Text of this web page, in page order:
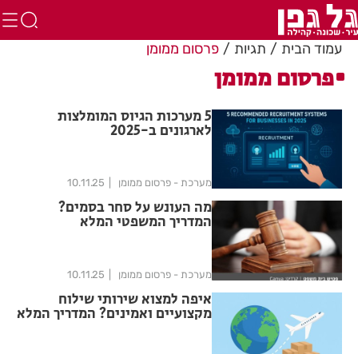
עמוד הבית תגיות פרסום ממומן
פרסום ממומן
5 מערכות הגיוס המומלצות
לארגונים ב-2025
מערכת - פרסום ממומן 10.11.25
מה העונש על סחר בסמים?
המדריך המשפטי המלא
מערכת - פרסום ממומן 10.11.25
איפה למצוא שירותי שילוח
מקצועיים ואמינים? המדריך המלא